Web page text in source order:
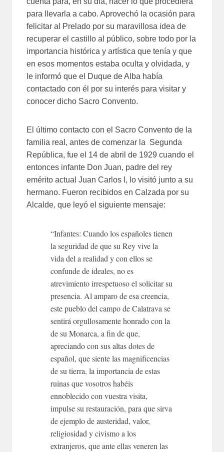
para llevarla a cabo. Aprovechó la ocasión para
felicitar al Prelado por su maravillosa idea de
recuperar el castillo al público, sobre todo por la
importancia histórica y artística que tenía y que
en esos momentos estaba oculta y olvidada, y
le informó que el Duque de Alba había
contactado con él por su interés para visitar y
conocer dicho Sacro Convento.
El último contacto con el Sacro Convento de la
familia real, antes de comenzar la Segunda
República, fue el 14 de abril de 1929 cuando el
entonces infante Don Juan, padre del rey
emérito actual Juan Carlos I, lo visitó junto a su
hermano. Fueron recibidos en Calzada por su
Alcalde, que leyó el siguiente mensaje:
“Infantes: Cuando los españoles tienen
la seguridad de que su Rey vive la
vida del a realidad y con ellos se
confunde de ideales, no es
atrevimiento irrespetuoso el solicitar su
presencia. Al amparo de esa creencia,
este pueblo del campo de Calatrava se
sentirá orgullosamente honrado con la
de su Monarca, a fin de que,
apreciando con sus altas dotes de
español, que siente las magnificencias
de su tierra, la importancia de estas
ruinas que vosotros habéis
ennoblecido con vuestra visita,
impulse su restauración, para que sirva
de ejemplo de austeridad, valor,
religiosidad y civismo a los
extranjeros, que ante ellas veneren las